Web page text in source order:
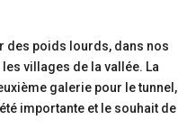
des poids lourds, dans nos
villages de la vallée. La
galerie pour le tunnel,
importante et le souhait de